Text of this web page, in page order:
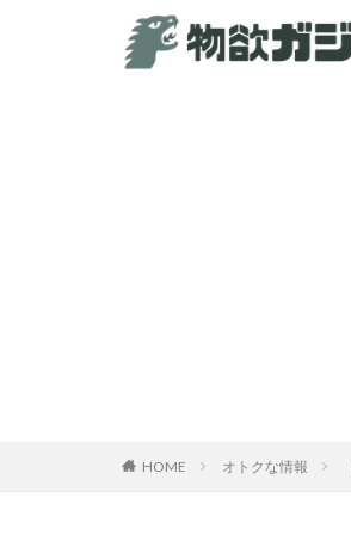
HOME オトクな情報